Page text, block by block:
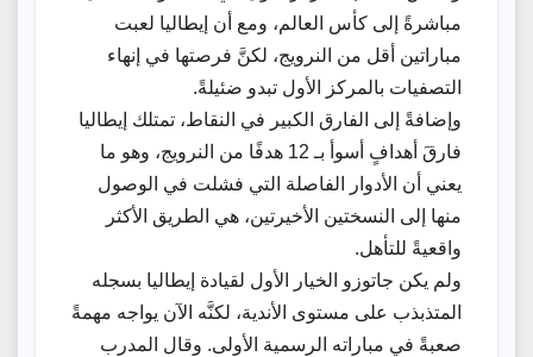
مباشرةً إلى كأس العالم، ومع أن إيطاليا لعبت
مباراتين أقل من النرويج، لكنَّ فرصتها في إنهاء
التصفيات بالمركز الأول تبدو ضئيلةً.
وإضافةً إلى الفارق الكبير في النقاط، تمتلك إيطاليا
فارقَ أهدافٍ أسوأ بـ 12 هدفًا من النرويج، وهو ما
يعني أن الأدوار الفاصلة التي فشلت في الوصول
منها إلى النسختين الأخيرتين، هي الطريق الأكثر
واقعيةً للتأهل.
ولم يكن جاتوزو الخيار الأول لقيادة إيطاليا بسجله
المتذبذب على مستوى الأندية، لكنَّه الآن يواجه مهمةً
صعبةً في مباراته الرسمية الأولى. وقال المدرب